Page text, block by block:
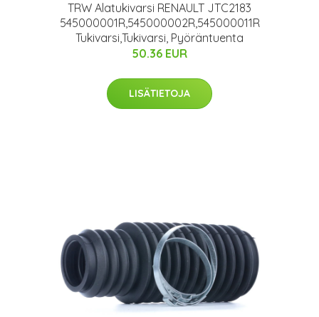
TRW Alatukivarsi RENAULT JTC2183
545000001R,545000002R,545000011R
Tukivarsi,Tukivarsi, Pyöräntuenta
50.36 EUR
LISÄTIETOJA